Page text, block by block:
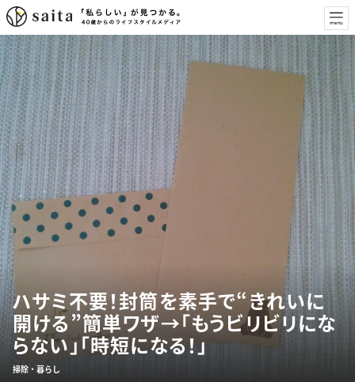
ハサミ不要！封筒を素手で“きれいに
開ける”簡単ワザ→「もうビリビリにな
らない」「時短になる！」
掃除・暮らし